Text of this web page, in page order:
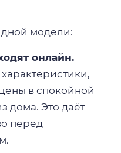
модели:
онлайн.
в спокойной
дома. Это даёт
перед